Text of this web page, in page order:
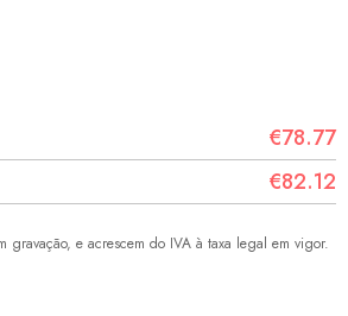
€78.77
€82.12
gravação, e acrescem do IVA à taxa legal em vigor.